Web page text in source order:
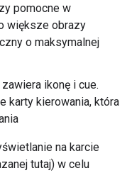
pomocne w
większe obrazy
o maksymalnej
ikonę i cue.
karty kierowania, która
na karcie
tutaj) w celu